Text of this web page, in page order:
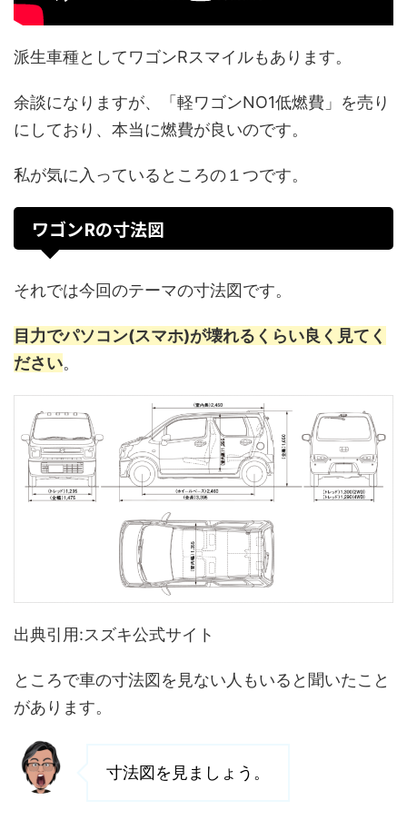
派生車種としてワゴンRスマイルもあります。
余談になりますが、「軽ワゴンNO1低燃費」を売り
にしており、本当に燃費が良いのです。
私が気に入っているところの１つです。
ワゴンRの寸法図
それでは今回のテーマの寸法図です。
目力でパソコン(スマホ)が壊れるくらい良く見てく
ださい。
出典引用:スズキ公式サイト
ところで車の寸法図を見ない人もいると聞いたこと
があります。
寸法図を見ましょう。